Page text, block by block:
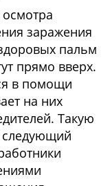
заражения
пальм
прямо вверх.
в помощи
на них
Такую
следующий